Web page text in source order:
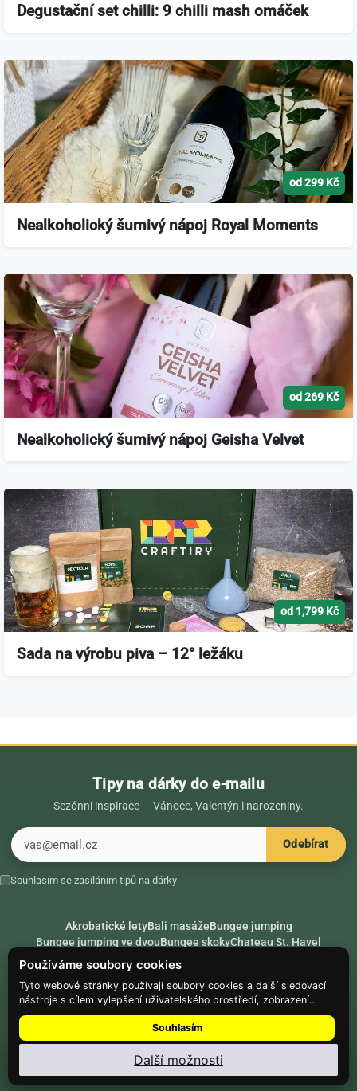
Používáme soubory cookies
Tyto webové stránky používají soubory cookies a další sledovací
nástroje s cílem vylepšení uživatelského prostředí, zobrazení
přizpůsobeného obsahu a reklam, analýzy návštěvnosti webových
stránek a zjištění zdroje návštěvnosti.
Souhlasím
Další možnosti
Degustační set chilli: 9 chilli mash omáček
od 299 Kč
Nealkoholický šumivý nápoj Royal Moments
od 269 Kč
Nealkoholický šumivý nápoj Geisha Velvet
od 1,799 Kč
Sada na výrobu piva – 12° ležáku
Tipy na dárky do e-mailu
Sezónní inspirace — Vánoce, Valentýn i narozeniny.
Odebírat
Souhlasím se zasíláním tipů na dárky
Akrobatické letyBali masážeBungee jumping
Bungee jumping ve dvouBungee skokyChateau St. Havel
Dárek k 18. narozeninám
Dárek k 40. narozeninám
RádceSecret SantaSložte se na dárek
PARTNEŘIHike.placeClimbing.place
© Web Development — Good Experience s.r.o.
Nastavení souborů cookie
Najdi Dárek: menu ⋮ → Nainstalovat aplikaci